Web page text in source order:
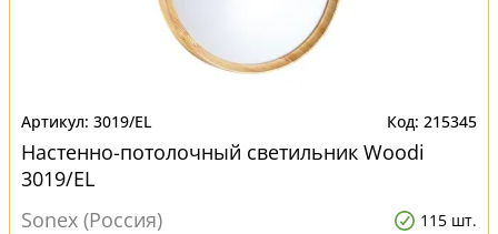
3019/EL 215345
Настенно-потолочный светильник Woodi
3019/EL
Sonex (Россия)
115 шт.